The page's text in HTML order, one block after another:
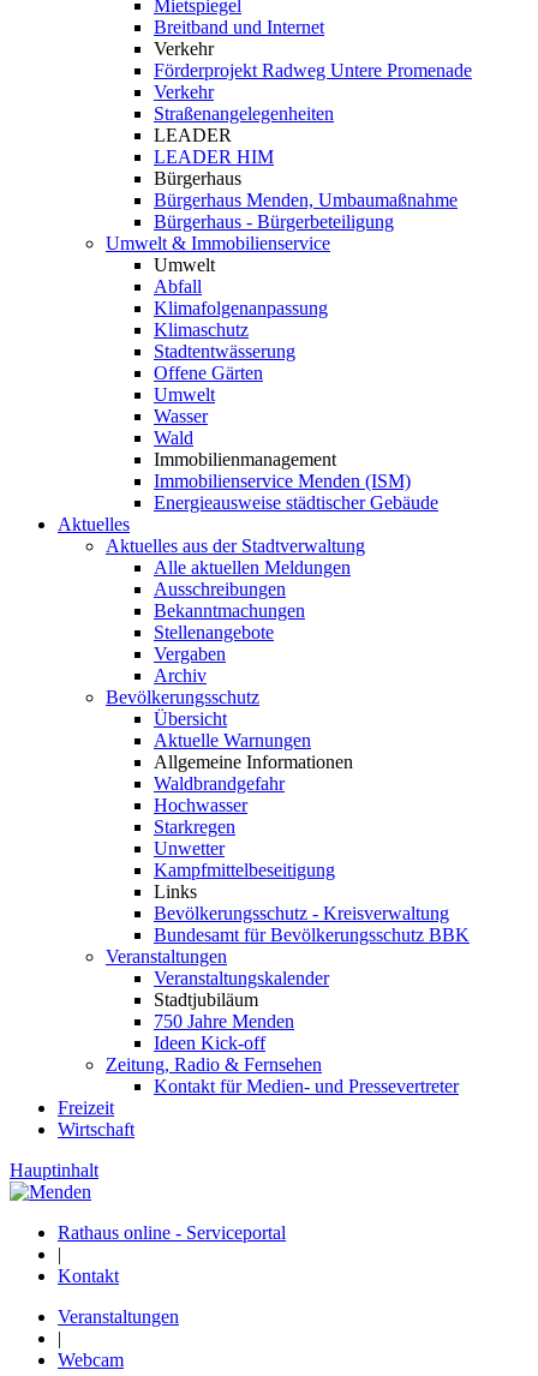
Mietspiegel
Breitband und Internet
Verkehr
Förderprojekt Radweg Untere Promenade
Verkehr
Straßenangelegenheiten
LEADER
LEADER HIM
Bürgerhaus
Bürgerhaus Menden, Umbaumaßnahme
Bürgerhaus - Bürgerbeteiligung
Umwelt & Immobilienservice
Umwelt
Abfall
Klimafolgenanpassung
Klimaschutz
Stadtentwässerung
Offene Gärten
Umwelt
Wasser
Wald
Immobilienmanagement
Immobilienservice Menden (ISM)
Energieausweise städtischer Gebäude
Aktuelles
Aktuelles aus der Stadtverwaltung
Alle aktuellen Meldungen
Ausschreibungen
Bekanntmachungen
Stellenangebote
Vergaben
Archiv
Bevölkerungsschutz
Übersicht
Aktuelle Warnungen
Allgemeine Informationen
Waldbrandgefahr
Hochwasser
Starkregen
Unwetter
Kampfmittelbeseitigung
Links
Bevölkerungsschutz - Kreisverwaltung
Bundesamt für Bevölkerungsschutz BBK
Veranstaltungen
Veranstaltungskalender
Stadtjubiläum
750 Jahre Menden
Ideen Kick-off
Zeitung, Radio & Fernsehen
Kontakt für Medien- und Pressevertreter
Freizeit
Wirtschaft
Hauptinhalt
Rathaus online - Serviceportal
|
Kontakt
Veranstaltungen
|
Webcam